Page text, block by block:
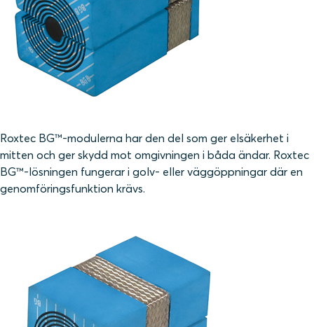
Roxtec BG™-modulerna har den del som ger elsäkerhet i
mitten och ger skydd mot omgivningen i båda ändar. Roxtec
BG™-lösningen fungerar i golv- eller väggöppningar där en
genomföringsfunktion krävs.